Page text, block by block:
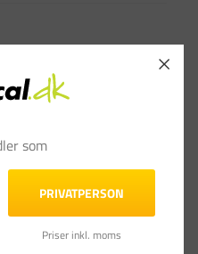
som
PRIVATPERSON
Priser inkl. moms